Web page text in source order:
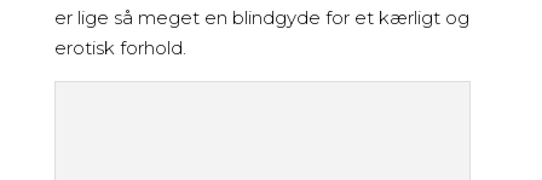
er lige så meget en blindgyde for et kærligt og
erotisk forhold.